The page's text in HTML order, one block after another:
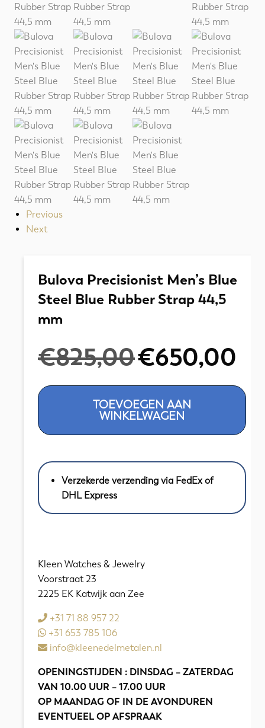
Previous
Next
Bulova Precisionist Men’s Blue
Steel Blue Rubber Strap 44,5
mm
€825,00 prijs
€825,00.
€650,00
Bulova
Men's
Blue
Blue
Rubber
44,5
TOEVOEGEN AAN
WINKELWAGEN
Verzekerde verzending via FedEx of
DHL Express
Kleen Watches & Jewelry
Voorstraat 23
2225 EK Katwijk aan Zee
+31 71 88 957 22
+31 653 785 106
info@kleenedelmetalen.nl
OPENINGSTIJDEN : DINSDAG – ZATERDAG
VAN 10.00 UUR – 17.00 UUR
OP MAANDAG OF IN DE AVONDUREN
EVENTUEEL OP AFSPRAAK